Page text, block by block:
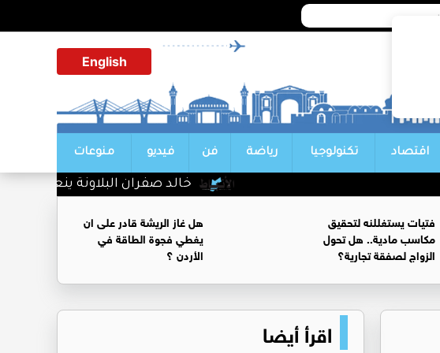
English
اقتصاد تكنولوجيا رياضة فن فيديو منوعات
خالد صفران البلاونة ينعي والدة
فتيات يستغللنه لتحقيق
مكاسب مادية.. هل تحول
الزواج لصفقة تجارية؟
هل غاز الريشة قادر على ان
يغطي فجوة الطاقة في
الأردن ؟
اقرأ أيضا